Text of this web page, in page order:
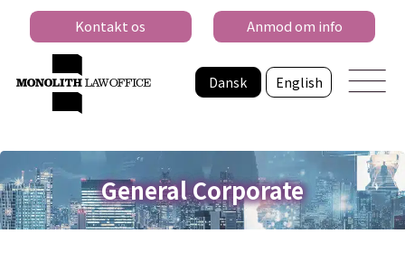
Dansk English
Kontakt os Anmod om info
General Corporate